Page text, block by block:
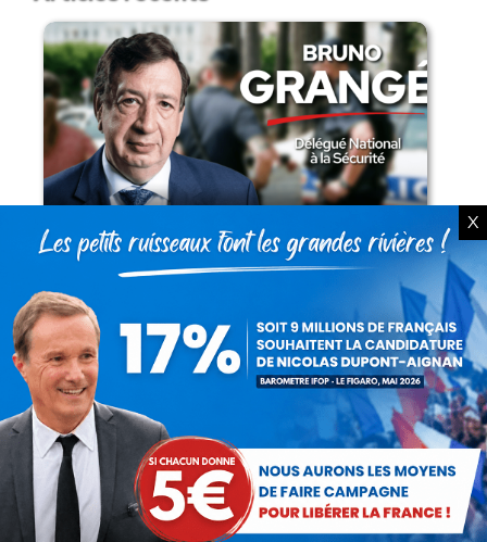
armes par les forces de l’ordre
Lorsque tout flambe et que l’État
s’affaisse.
X